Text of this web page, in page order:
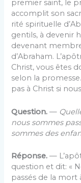
premier saint, le
accomplit son
rité spirituelle
gentils, à devenir
devenant
d’Abraham.
Christ, vous êtes
selon la
pas à Christ si
Question. —
nous sommes
sommes des
Réponse. —
question et dit: «
passés de la mort